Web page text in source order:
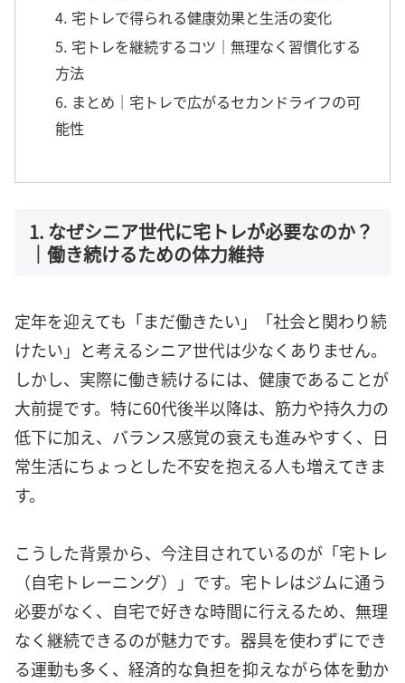
4. 宅トレで得られる健康効果と生活の変化
5. 宅トレを継続するコツ｜無理なく習慣化する
方法
6. まとめ｜宅トレで広がるセカンドライフの可
能性
1. なぜシニア世代に宅トレが必要なのか？
｜働き続けるための体力維持
定年を迎えても「まだ働きたい」「社会と関わり続
けたい」と考えるシニア世代は少なくありません。
しかし、実際に働き続けるには、健康であることが
大前提です。特に60代後半以降は、筋力や持久力の
低下に加え、バランス感覚の衰えも進みやすく、日
常生活にちょっとした不安を抱える人も増えてきま
す。
こうした背景から、今注目されているのが「宅トレ
（自宅トレーニング）」です。宅トレはジムに通う
必要がなく、自宅で好きな時間に行えるため、無理
なく継続できるのが魅力です。器具を使わずにでき
る運動も多く、経済的な負担を抑えながら体を動か